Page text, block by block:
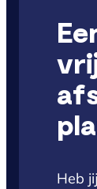
Heb